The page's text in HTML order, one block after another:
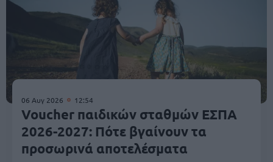
06 Αυγ 2026 12:54
Voucher παιδικών σταθμών ΕΣΠΑ
2026-2027: Πότε βγαίνουν τα
προσωρινά αποτελέσματα